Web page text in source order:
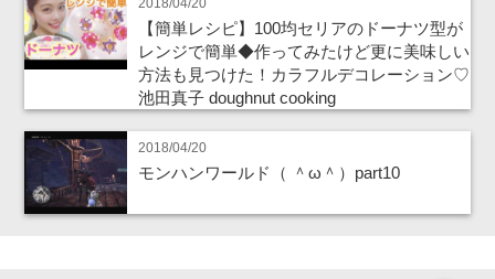
【簡単レシピ】100均セリアのドーナツ型が
レンジで簡単◆作ってみたけど更に美味しい
方法も見つけた！カラフルデコレーション♡
池田真子 doughnut cooking
2018/04/20
モンハンワールド（ ＾ω＾）part10